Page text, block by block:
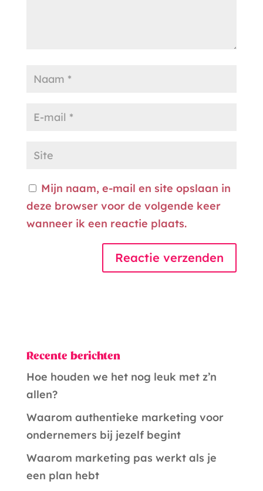
Mijn naam, e-mail en site opslaan in
deze browser voor de volgende keer
wanneer ik een reactie plaats.
r
n
a
t
i
Recente berichten
Hoe houden we het nog leuk met z’n
allen?
Waarom authentieke marketing voor
ondernemers bij jezelf begint
Waarom marketing pas werkt als je
een plan hebt